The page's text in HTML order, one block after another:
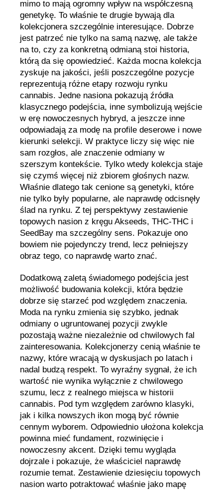
mimo to mają ogromny wpływ na współczesną
genetykę. To właśnie te drugie bywają dla
kolekcjonera szczególnie interesujące. Dobrze
jest patrzeć nie tylko na samą nazwę, ale także
na to, czy za konkretną odmianą stoi historia,
którą da się opowiedzieć. Każda mocna kolekcja
zyskuje na jakości, jeśli poszczególne pozycje
reprezentują różne etapy rozwoju rynku
cannabis. Jedne nasiona pokazują źródła
klasycznego podejścia, inne symbolizują wejście
w erę nowoczesnych hybryd, a jeszcze inne
odpowiadają za modę na profile deserowe i nowe
kierunki selekcji. W praktyce liczy się więc nie
sam rozgłos, ale znaczenie odmiany w
szerszym kontekście. Tylko wtedy kolekcja staje
się czymś więcej niż zbiorem głośnych nazw.
Właśnie dlatego tak cenione są genetyki, które
nie tylko były popularne, ale naprawdę odcisnęły
ślad na rynku. Z tej perspektywy zestawienie
topowych nasion z kręgu Akseeds, THC-THC i
SeedBay ma szczególny sens. Pokazuje ono
bowiem nie pojedynczy trend, lecz pełniejszy
obraz tego, co naprawdę warto znać.
Dodatkową zaletą świadomego podejścia jest
możliwość budowania kolekcji, która będzie
dobrze się starzeć pod względem znaczenia.
Moda na rynku zmienia się szybko, jednak
odmiany o ugruntowanej pozycji zwykle
pozostają ważne niezależnie od chwilowych fal
zainteresowania. Kolekcjonerzy cenią właśnie te
nazwy, które wracają w dyskusjach po latach i
nadal budzą respekt. To wyraźny sygnał, że ich
wartość nie wynika wyłącznie z chwilowego
szumu, lecz z realnego miejsca w historii
cannabis. Pod tym względem zarówno klasyki,
jak i kilka nowszych ikon mogą być równie
cennym wyborem. Odpowiednio ułożona kolekcja
powinna mieć fundament, rozwinięcie i
nowoczesny akcent. Dzięki temu wygląda
dojrzale i pokazuje, że właściciel naprawdę
rozumie temat. Zestawienie dziesięciu topowych
nasion warto potraktować właśnie jako mapę